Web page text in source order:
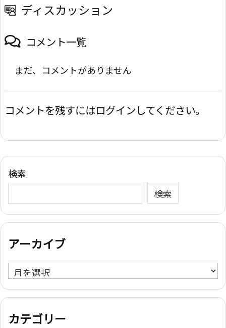
ディスカッション
コメント一覧
まだ、コメントがありません
コメントを残すにはログインしてください。
検索
検索
アーカイブ
ア
ー
カ
ブ
カテゴリー